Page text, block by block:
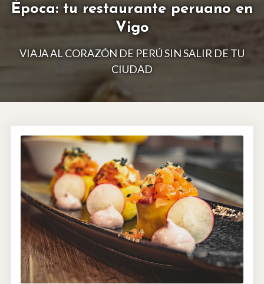
Época: tu restaurante peruano en
Vigo
VIAJA AL CORAZÓN DE PERÚ SIN SALIR DE TU
CIUDAD